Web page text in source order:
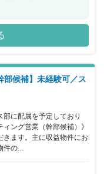
あり、グループ会社と
。創業以来16期連続黒
を目指して事業の拡大
用についても業績拡大
。これまでの経験は一
ポテンシャル重視の選
の方法や固定概念に囚
ていただける方にはお
ピート・紹介が多くな
験でも挑戦しやすく、
部候補】未経験可／ス
部に配属を予定しており
ィング営業（幹部候補）》
きます。主に収益物件にお
件の...